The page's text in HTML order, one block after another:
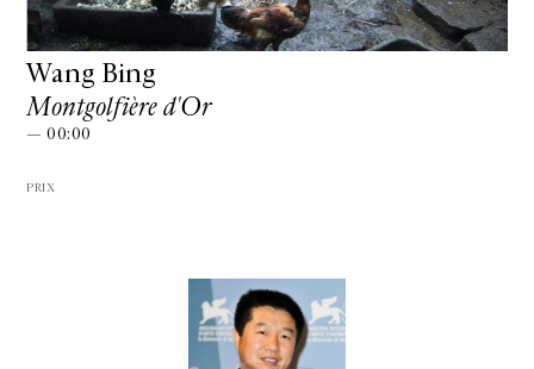
Wang Bing
Montgolfière d'Or
— 00:00
PRIX
GALERIE CHANTAL CROUSEL
10 RUE CHARLOT, 75003 PARIS